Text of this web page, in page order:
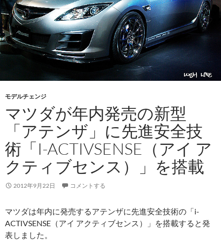
モデルチェンジ
マツダが年内発売の新型
「アテンザ」に先進安全技
術「I-ACTIVSENSE（アイ ア
クティブセンス）」を搭載
2012年9月22日 コメントする
マツダは年内に発売するアテンザに先進安全技術の「i-
ACTIVSENSE（アイ アクティブセンス）」を搭載すると発
表しました。